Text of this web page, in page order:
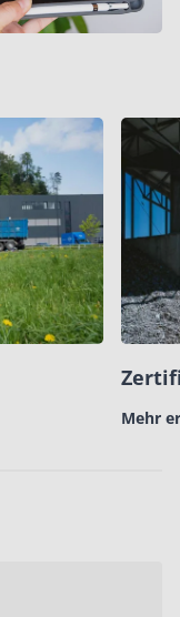
Mehr